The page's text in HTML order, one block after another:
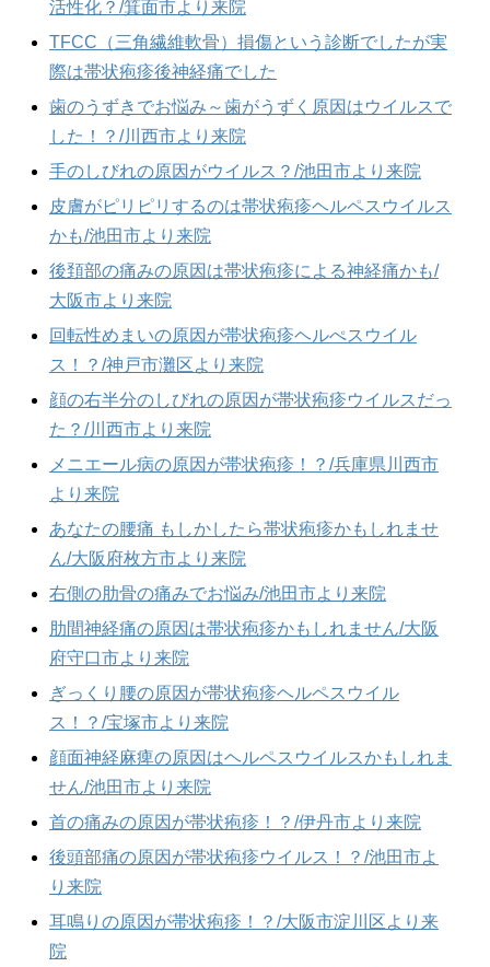
活性化？/箕面市より来院
TFCC（三角繊維軟骨）損傷という診断でしたが実
際は帯状疱疹後神経痛でした
歯のうずきでお悩み～歯がうずく原因はウイルスで
した！？/川西市より来院
手のしびれの原因がウイルス？/池田市より来院
皮膚がピリピリするのは帯状疱疹ヘルペスウイルス
かも/池田市より来院
後頚部の痛みの原因は帯状疱疹による神経痛かも/
大阪市より来院
回転性めまいの原因が帯状疱疹ヘルぺスウイル
ス！？/神戸市灘区より来院
顔の右半分のしびれの原因が帯状疱疹ウイルスだっ
た？/川西市より来院
メニエール病の原因が帯状疱疹！？/兵庫県川西市
より来院
あなたの腰痛 もしかしたら帯状疱疹かもしれませ
ん/大阪府枚方市より来院
右側の肋骨の痛みでお悩み/池田市より来院
肋間神経痛の原因は帯状疱疹かもしれません/大阪
府守口市より来院
ぎっくり腰の原因が帯状疱疹ヘルペスウイル
ス！？/宝塚市より来院
顔面神経麻痺の原因はヘルペスウイルスかもしれま
せん/池田市より来院
首の痛みの原因が帯状疱疹！？/伊丹市より来院
後頭部痛の原因が帯状疱疹ウイルス！？/池田市よ
り来院
耳鳴りの原因が帯状疱疹！？/大阪市淀川区より来
院